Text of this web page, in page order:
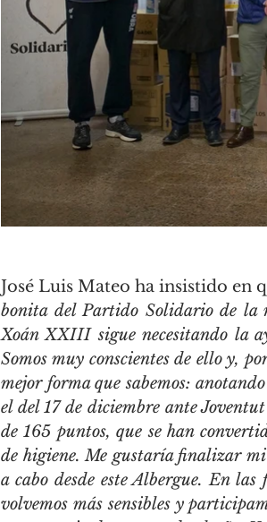
José Luis Mateo ha insistido en
bonita del Partido Solidario de la
Xoán XXIII sigue necesitando la
Somos muy conscientes de ello y,
mejor forma que sabemos:
el del 17 de diciembre ante
de 165 puntos, que se han
de higiene. Me gustaría finalizar
a cabo desde este Albergue. En las
volvemos más sensibles y